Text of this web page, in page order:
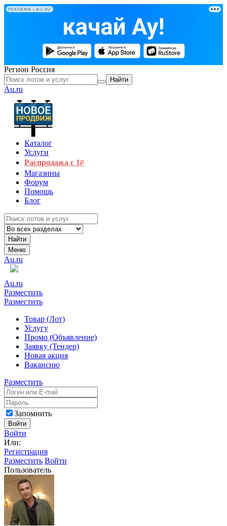
РЕКЛАМА • AU.RU
Регион Россия
Найти
Au.ru
Каталог
Услуги
Распродажа с 1₽
Магазины
Форум
Помощь
Блог
Найти
Меню
Au.ru
Au.ru
Разместить
Разместить
Товар (Лот)
Услугу
Промо (Объявление)
Заявку (Тендер)
Новая акция
Вакансию
Разместить
Запомнить
Войти
Войти
Или:
Регистрация
Разместить Войти
Пользователь